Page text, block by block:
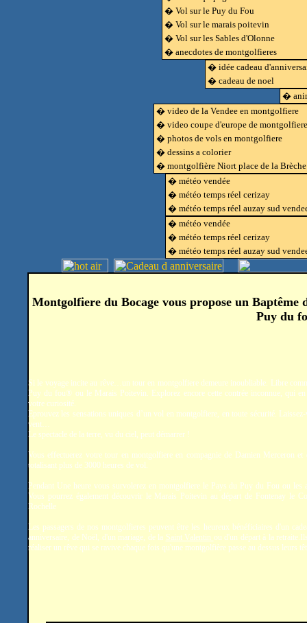
� Vol sur le Puy du Fou
� Vol sur le marais poitevin
� Vol sur les Sables d'Olonne
� anecdotes de montgolfieres
� idée cadeau
� cadeau de noel
�
� video de la Vendee en montgolfiere
� video coupe d'europe de montgolfiere
� photos de vols en montgolfiere
� dessins a colorier
� montgolfière Niort place de la Brèche
� météo vendée
� météo temps réel cerizay
� météo temps réel auzay sud
� météo vendée
� météo temps réel cerizay
� météo temps réel auzay sud
Montgolfiere du Bocage vous propose un Baptême
Puy du
Si le voyage incite au rêve…un tour en montgolfiere demeure inoubliable. Libre
Puy du fou® ou le Marais Poitevin. Explorez encore cette contrée inconnue, qui en
votre curiosité.
Eprouvez les sensations uniques d’un vol en montgolfiere, en toute sécurité.
vent…
Le spectacle de la terre, vu du ciel, peut démarrer !
Vous effectuerez votre tour en montgolfiere en compagnie de Damien Merceron
totalisant plus de 3000 heures de vol.
Pendant Une heure vous survolerez en montgolfiere le Pays du Puy du Fou ou les
Vous pourrez également découvrir le Marais Poitevin au départ de Fontenay le
Rochelle
Les passagers de nos montgolfieres peuvent être les heureux bénéficiaires d'un
anniversaire, de Noël, d'un mariage, de la Saint Valentin ou d'un départ à la
réaliser un rêve qui se ravive chaque fois qu'une montgolfière passe au dessus leurs